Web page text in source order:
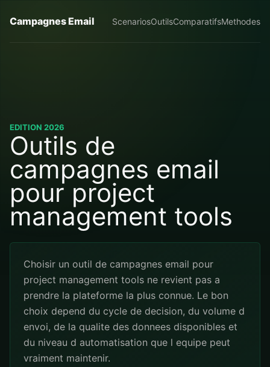
Campagnes Email ScenariosOutilsComparatifsMethodes
EDITION 2026
Outils de
campagnes email
pour project
management tools
Choisir un outil de campagnes email pour
project management tools ne revient pas a
prendre la plateforme la plus connue. Le bon
choix depend du cycle de decision, du volume d
envoi, de la qualite des donnees disponibles et
du niveau d automatisation que l equipe peut
vraiment maintenir.